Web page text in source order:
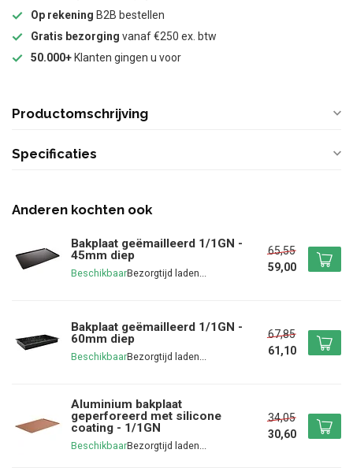
Op rekening B2B bestellen
Gratis bezorging vanaf €250 ex. btw
50.000+ Klanten gingen u voor
Productomschrijving
Specificaties
Anderen kochten ook
Bakplaat geëmailleerd 1/1GN -
45mm diep
Beschikbaar
65,55
59,00
Bakplaat geëmailleerd 1/1GN -
60mm diep
Beschikbaar
67,85
61,10
Aluminium bakplaat
geperforeerd met silicone
coating - 1/1GN
Beschikbaar
34,05
30,60